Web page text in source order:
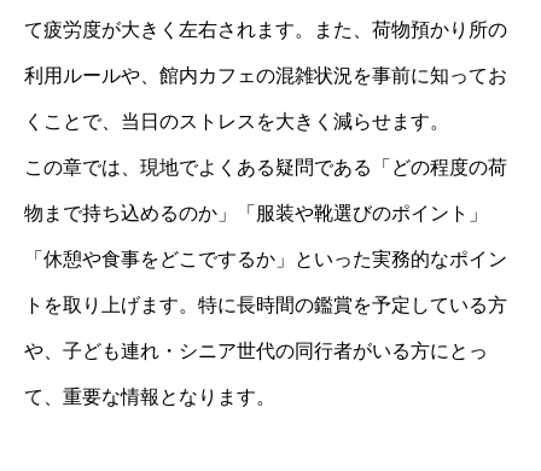
て疲労度が大きく左右されます。また、荷物預かり所の
利用ルールや、館内カフェの混雑状況を事前に知ってお
くことで、当日のストレスを大きく減らせます。
この章では、現地でよくある疑問である「どの程度の荷
物まで持ち込めるのか」「服装や靴選びのポイント」
「休憩や食事をどこでするか」といった実務的なポイン
トを取り上げます。特に長時間の鑑賞を予定している方
や、子ども連れ・シニア世代の同行者がいる方にとっ
て、重要な情報となります。